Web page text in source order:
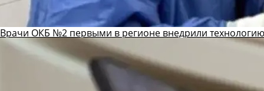
Врачи ОКБ №2 первыми в регионе внедрили